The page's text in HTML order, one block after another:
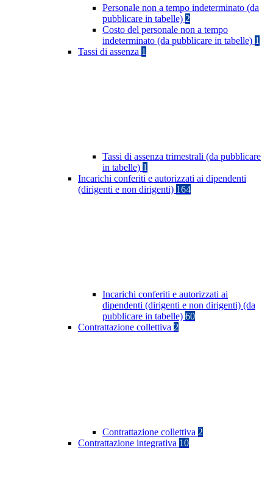
Personale non a tempo indeterminato (da
pubblicare in tabelle) 2
Costo del personale non a tempo
indeterminato (da pubblicare in tabelle) 1
Tassi di assenza 1
Tassi di assenza trimestrali (da pubblicare
in tabelle) 1
Incarichi conferiti e autorizzati ai dipendenti
(dirigenti e non dirigenti) 164
Incarichi conferiti e autorizzati ai
dipendenti (dirigenti e non dirigenti) (da
pubblicare in tabelle) 60
Contrattazione collettiva 2
Contrattazione collettiva 2
Contrattazione integrativa 10